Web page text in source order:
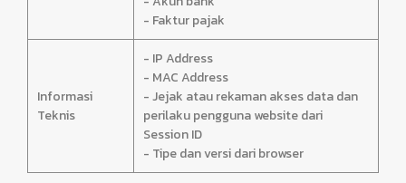
- Faktur pajak
Informasi
Teknis
- IP Address
- MAC Address
- Jejak atau rekaman akses data dan
perilaku pengguna website dari
Session ID
- Tipe dan versi dari browser